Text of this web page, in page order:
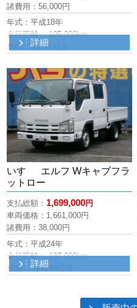
諸費用：56,000円
年式：平成18年
走行距離： 105,000km
車検： 検1年付き
詳細
いすゞ エルフ Wキャブフラ
ットロー
支払総額： 1,699,000円
車両価格： 1,661,000円
諸費用：38,000円
年式：平成24年
走行距離： 137,000km
車検： 令和9年2月
詳細